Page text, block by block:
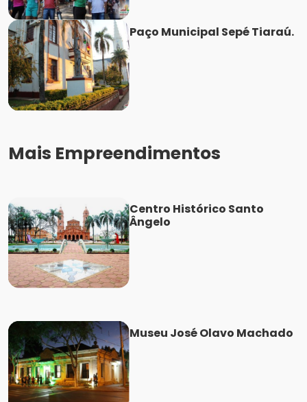
Paço Municipal Sepé Tiaraú.
Mais Empreendimentos
Centro Histórico Santo
Ângelo
Museu José Olavo Machado